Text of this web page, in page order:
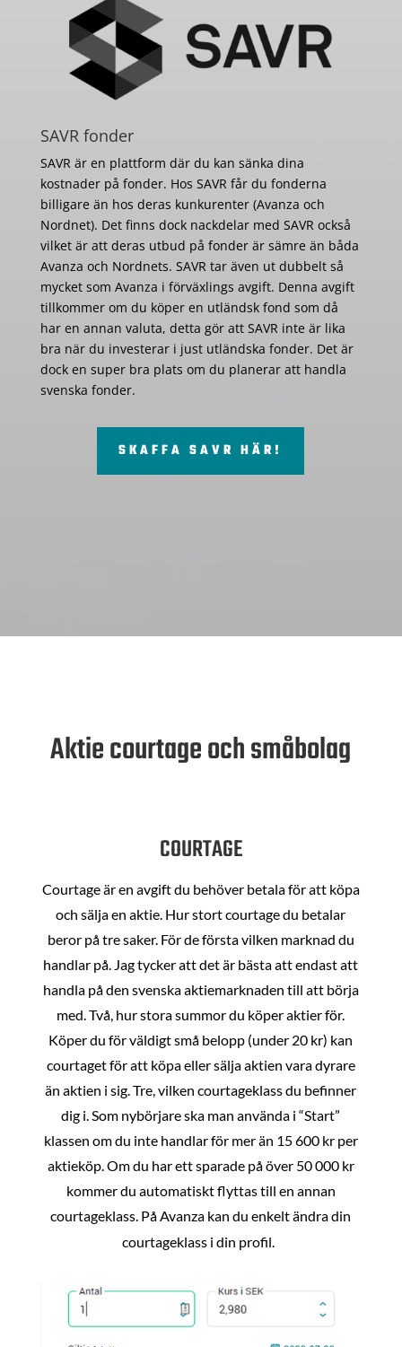
SAVR fonder
SAVR är en plattform där du kan sänka dina
kostnader på fonder. Hos SAVR får du fonderna
billigare än hos deras kunkurenter (Avanza och
Nordnet). Det finns dock nackdelar med SAVR också
vilket är att deras utbud på fonder är sämre än båda
Avanza och Nordnets. SAVR tar även ut dubbelt så
mycket som Avanza i förväxlings avgift. Denna avgift
tillkommer om du köper en utländsk fond som då
har en annan valuta, detta gör att SAVR inte är lika
bra när du investerar i just utländska fonder. Det är
dock en super bra plats om du planerar att handla
svenska fonder.
SKAFFA SAVR HÄR!
Aktie courtage och småbolag
COURTAGE
Courtage är en avgift du behöver betala för att köpa
och sälja en aktie. Hur stort courtage du betalar
beror på tre saker. För de första vilken marknad du
handlar på. Jag tycker att det är bästa att endast att
handla på den svenska aktiemarknaden till att börja
med. Två, hur stora summor du köper aktier för.
Köper du för väldigt små belopp (under 20 kr) kan
courtaget för att köpa eller sälja aktien vara dyrare
än aktien i sig. Tre, vilken courtageklass du befinner
dig i. Som nybörjare ska man använda i “Start”
klassen om du inte handlar för mer än 15 600 kr per
aktieköp. Om du har ett sparade på över 50 000 kr
kommer du automatiskt flyttas till en annan
courtageklass. På Avanza kan du enkelt ändra din
courtageklass i din profil.